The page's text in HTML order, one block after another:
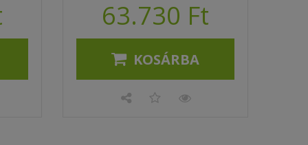
63.730 Ft
KOSÁRBA